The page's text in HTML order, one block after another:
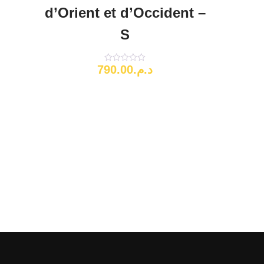
d’Orient et d’Occident –
S
Note
0
د.م.790.00